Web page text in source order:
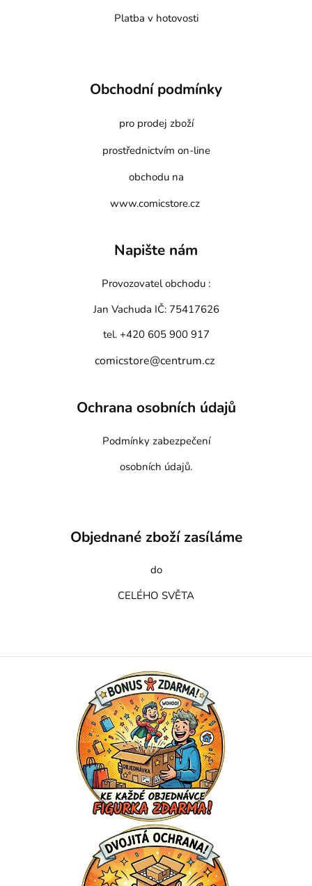
Platba v hotovosti
Obchodní podmínky
pro prodej zboží
prostřednictvím on-line
obchodu na
www.comicstore.cz
Napište nám
Provozovatel obchodu :
Jan Vachuda IČ: 75417626
tel. +420 605 900 917
comicstore@centrum.cz
Ochrana osobních údajů
Podmínky zabezpečení
osobních údajů.
Objednané zboží zasíláme
do
CELÉHO SVĚTA